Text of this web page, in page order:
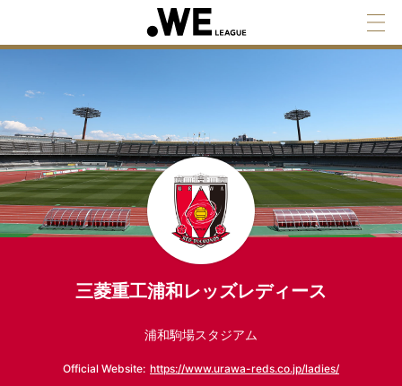
三菱重工浦和レッズレディース
浦和駒場スタジアム
Official Website: https://www.urawa-reds.co.jp/ladies/